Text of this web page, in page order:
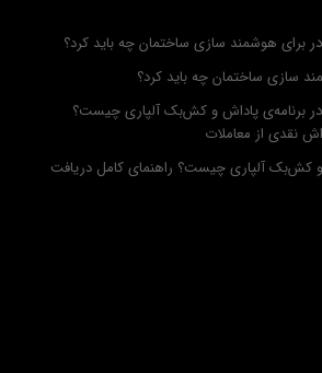
در برای هوشمند سازی ساختمان چه باید کرد؟
سازی ساختمان چه باید کرد؟
در برنامه‌ی پاداش و کش‌بک آلپاری چیست؟
نقدی از معاملات
و کش‌بک آلپاری چیست؟ راهنمای کامل دریافت